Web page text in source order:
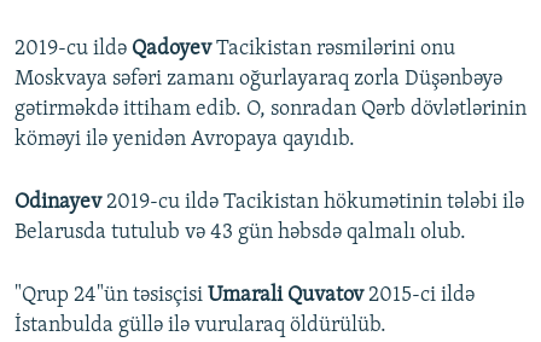
2019-cu ildə QadoyevTacikistan rəsmilərini onu
Moskvaya səfəri zamanı oğurlayaraq zorla Düşənbəyə
gətirməkdə ittiham edib. O, sonradan Qərb dövlətlərinin
köməyi ilə yenidən Avropaya qayıdıb.
Odinayev2019-cu ildə Tacikistan hökumətinin tələbi ilə
Belarusda tutulub və 43 gün həbsdə qalmalı olub.
"Qrup 24"ün təsisçisi Umarali Quvatov2015-ci ildə
İstanbulda güllə ilə vurularaq öldürülüb.